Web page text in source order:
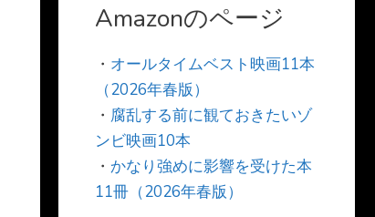
Amazonのページ
・ オールタイムベスト映画11本
（2026年春版）
・ 腐乱する前に観ておきたいゾ
ンビ映画10本
・ かなり強めに影響を受けた本
11冊（2026年春版）